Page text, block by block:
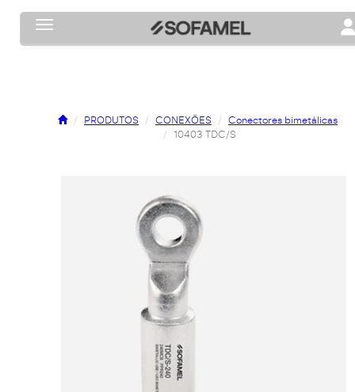
Toggle navigation
PRODUTOS CONEXÕES
Conectores bimetálicas
10403 TDC/S